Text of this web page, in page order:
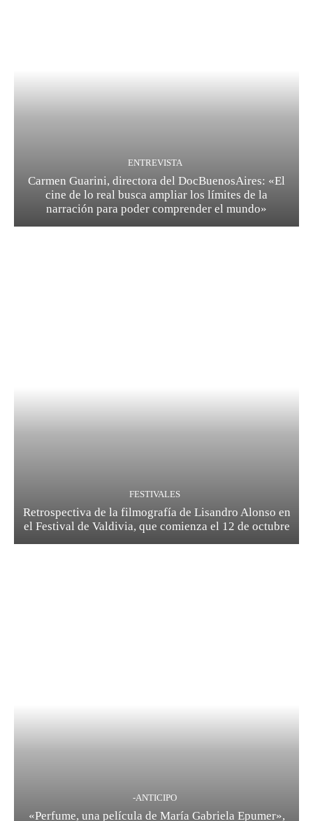
ENTREVISTA
Carmen Guarini, directora del DocBuenosAires: «El
cine de lo real busca ampliar los límites de la
narración para poder comprender el mundo»
FESTIVALES
Retrospectiva de la filmografía de Lisandro Alonso en
el Festival de Valdivia, que comienza el 12 de octubre
-ANTICIPO
«Perfume, una película de María Gabriela Epumer»,